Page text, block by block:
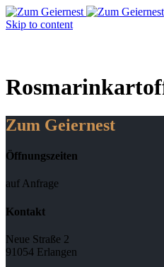
Skip to content
Zum Geiernest
Öffnungszeiten
auf Anfrage
Kontakt
Neue Straße 2
91054 Erlangen